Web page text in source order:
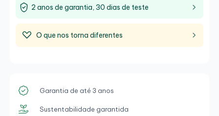
2 anos de garantia, 30 dias de teste
O que nos torna diferentes
Garantia de até 3 anos
Sustentabilidade garantida